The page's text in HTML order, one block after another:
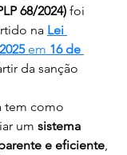
68/2024) foi
na Lei
em 16 de
da sanção
tem como
um sistema
e eficiente,